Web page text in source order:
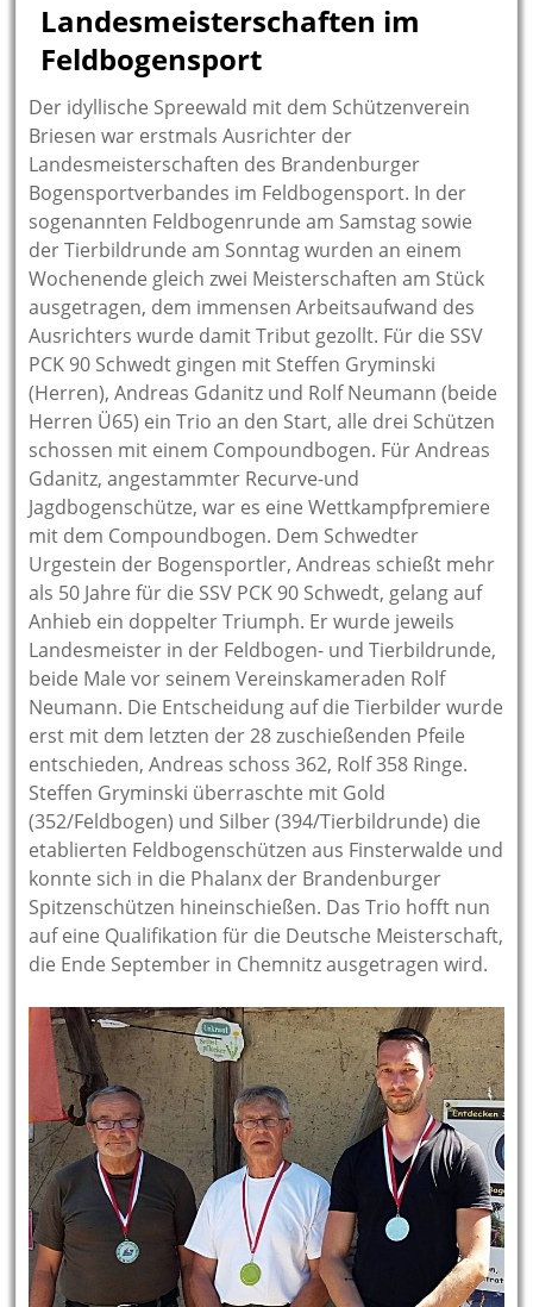
Landesmeisterschaften im
Feldbogensport
Der idyllische Spreewald mit dem Schützenverein
Briesen war erstmals Ausrichter der
Landesmeisterschaften des Brandenburger
Bogensportverbandes im Feldbogensport. In der
sogenannten Feldbogenrunde am Samstag sowie
der Tierbildrunde am Sonntag wurden an einem
Wochenende gleich zwei Meisterschaften am Stück
ausgetragen, dem immensen Arbeitsaufwand des
Ausrichters wurde damit Tribut gezollt. Für die SSV
PCK 90 Schwedt gingen mit Steffen Gryminski
(Herren), Andreas Gdanitz und Rolf Neumann (beide
Herren Ü65) ein Trio an den Start, alle drei Schützen
schossen mit einem Compoundbogen. Für Andreas
Gdanitz, angestammter Recurve-und
Jagdbogenschütze, war es eine Wettkampfpremiere
mit dem Compoundbogen. Dem Schwedter
Urgestein der Bogensportler, Andreas schießt mehr
als 50 Jahre für die SSV PCK 90 Schwedt, gelang auf
Anhieb ein doppelter Triumph. Er wurde jeweils
Landesmeister in der Feldbogen- und Tierbildrunde,
beide Male vor seinem Vereinskameraden Rolf
Neumann. Die Entscheidung auf die Tierbilder wurde
erst mit dem letzten der 28 zuschießenden Pfeile
entschieden, Andreas schoss 362, Rolf 358 Ringe.
Steffen Gryminski überraschte mit Gold
(352/Feldbogen) und Silber (394/Tierbildrunde) die
etablierten Feldbogenschützen aus Finsterwalde und
konnte sich in die Phalanx der Brandenburger
Spitzenschützen hineinschießen. Das Trio hofft nun
auf eine Qualifikation für die Deutsche Meisterschaft,
die Ende September in Chemnitz ausgetragen wird.